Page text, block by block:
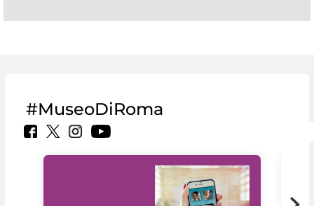
#MuseoDiRoma